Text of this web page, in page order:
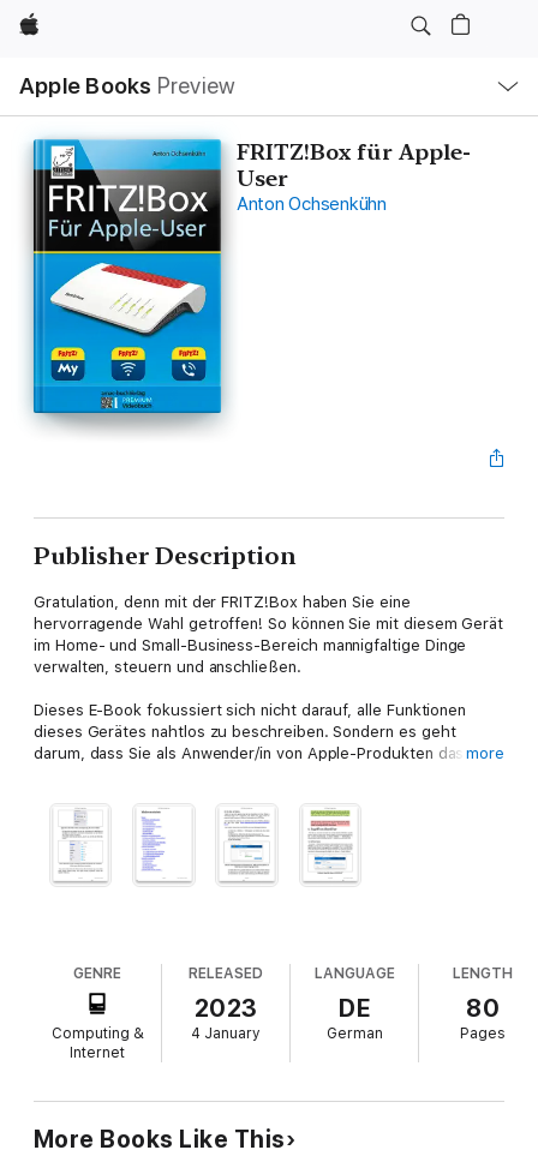
Apple
Apple Books Preview
Nav
Open
Menu
FRITZ!Box für Apple-
User
Anton Ochsenkühn
Publisher Description
Gratulation, denn mit der FRITZ!Box haben Sie eine
hervorragende Wahl getroffen! So können Sie mit diesem Gerät
im Home- und Small-Business-Bereich mannigfaltige Dinge
verwalten, steuern und anschließen.
Dieses E-Book fokussiert sich nicht darauf, alle Funktionen
dieses Gerätes nahtlos zu beschreiben. Sondern es geht
darum, dass Sie als Anwender/in von Apple-Produkten das
besitzen – Sie werden staunen, was alles möglich ist und wie
die FRITZ!Box Ihr digitales Leben an vielen Stellen enorm
erleichtern wird.
more
GENRE
Computing &
Internet
RELEASED
2023
4 January
LANGUAGE
DE
German
LENGTH
80
Pages
More Books Like This